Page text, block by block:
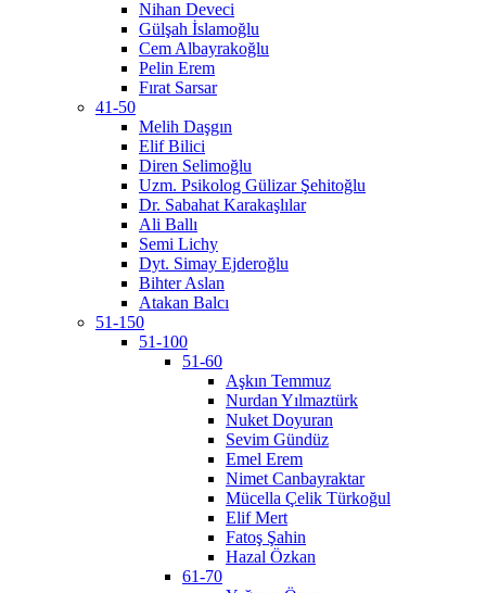
Nihan Deveci
Gülşah İslamoğlu
Cem Albayrakoğlu
Pelin Erem
Fırat Sarsar
41-50
Melih Daşgın
Elif Bilici
Diren Selimoğlu
Uzm. Psikolog Gülizar Şehitoğlu
Dr. Sabahat Karakaşlılar
Ali Ballı
Semi Lichy
Dyt. Simay Ejderoğlu
Bihter Aslan
Atakan Balcı
51-150
51-100
51-60
Aşkın Temmuz
Nurdan Yılmaztürk
Nuket Doyuran
Sevim Gündüz
Emel Erem
Nimet Canbayraktar
Mücella Çelik Türkoğul
Elif Mert
Fatoş Şahin
Hazal Özkan
61-70